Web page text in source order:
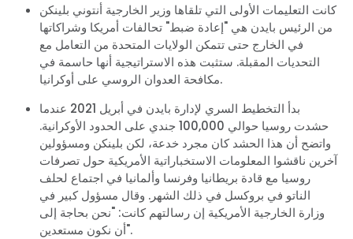
كانت التعليمات الأولى التي تلقاها وزير الخارجية أنتوني بلينكن
من الرئيس بايدن هي "إعادة ضبط" تحالفات أمريكا وشراكاتها
في الخارج حتى تتمكن الولايات المتحدة من التعامل مع
التحديات المقبلة. ستثبت هذه الاستراتيجية أنها حاسمة في
مكافحة العدوان الروسي على أوكرانيا.
بدأ التخطيط السري لإدارة بايدن في أبريل 2021 عندما
حشدت روسيا حوالي 100,000 جندي على الحدود الأوكرانية.
واتضح أن هذا الحشد كان مجرد خدعة، لكن بلينكن ومسؤولين
آخرين ناقشوا المعلومات الاستخباراتية الأمريكية حول تصرفات
روسيا مع قادة بريطانيا وفرنسا وألمانيا في اجتماع لحلف
الناتو في بروكسل في ذلك الشهر. وقال مسؤول كبير في
وزارة الخارجية الأمريكية إن رسالتهم كانت: "نحن بحاجة إلى
أن نكون مستعدين".